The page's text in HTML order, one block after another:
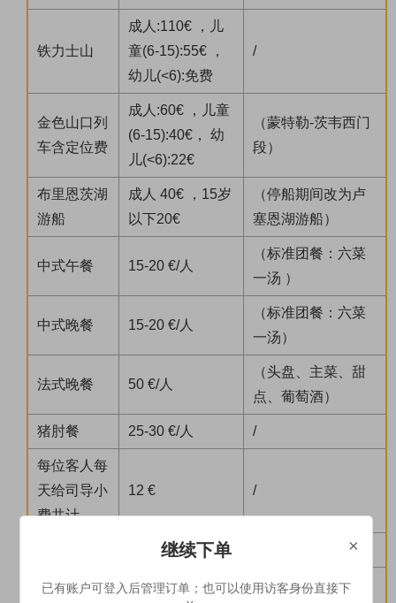
铁力士山
成人:110€ ，儿
童(6-15):55€ ，
幼儿(<6):免费
/
金色山口列
车含定位费
成人:60€ ，儿童
(6-15):40€， 幼
儿(<6):22€
（蒙特勒-茨韦西门
段）
布里恩茨湖
游船
成人 40€ ，15岁
以下20€
（停船期间改为卢
塞恩湖游船）
中式午餐 15-20 €/人
（标准团餐：六菜
一汤 ）
中式晚餐 15-20 €/人
（标准团餐：六菜
一汤）
法式晚餐 50 €/人
（头盘、主菜、甜
点、葡萄酒）
猪肘餐 25-30 €/人 /
每位客人每
天给司导小
费共计
12 € /
自费提示
1、价格仅供参考，均为景区首道大门票，门票价格因
×
继续下单
已有账户可登入后管理订单；也可以使用访客身份直接下